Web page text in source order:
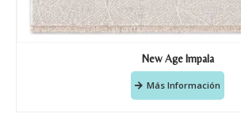
New Age Impala
Más Información